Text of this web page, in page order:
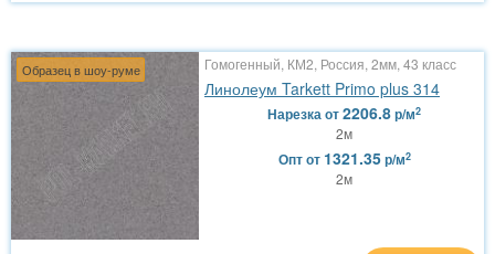
Образец в шоу-руме Гомогенный, КМ2, Россия, 2мм, 43 класс
Линолеум Tarkett Primo plus 314
Нарезкаот2206.8р/м2
2м
Оптот 1321.35р/м2
2м